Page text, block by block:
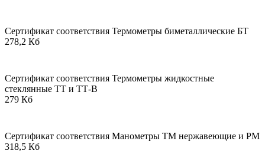
Сертификат соответствия Термометры биметаллические БТ
278,2 Кб
Сертификат соответствия Термометры жидкостные
стеклянные ТТ и ТТ-В
279 Кб
Сертификат соответствия Манометры ТМ нержавеющие и РМ
318,5 Кб